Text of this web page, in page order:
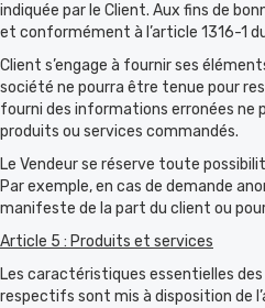
indiquée par le Client. Aux fins de
et conformément à l’article 1316-1
Client s’engage à fournir ses
société ne pourra être tenue pour
fourni des informations erronées ne
produits ou services commandés.
Le Vendeur se réserve toute
Par exemple, en cas de demande
manifeste de la part du client ou
Article 5 : Produits et services
Les caractéristiques essentielles
respectifs sont mis à disposition de